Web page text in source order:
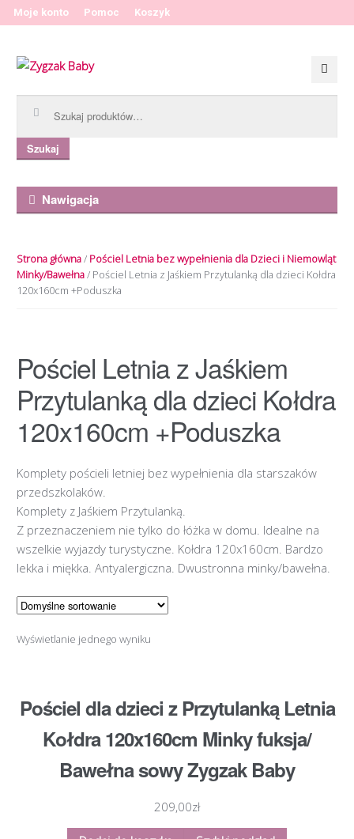
Moje konto Pomoc Koszyk
Przeskocz do nawigacji
Przeskocz do treści
Szukaj
Nawigacja
Strona główna/ Pościel Letnia bez wypełnienia dla Dzieci i Niemowląt
Minky/Bawełna/ Pościel Letnia z Jaśkiem Przytulanką dla dzieci Kołdra
120x160cm +Poduszka
Pościel Letnia z Jaśkiem
Przytulanką dla dzieci Kołdra
120x160cm +Poduszka
Komplety pościeli letniej bez wypełnienia dla starszaków
przedszkolaków.
Komplety z Jaśkiem Przytulanką.
Z przeznaczeniem nie tylko do łóżka w domu. Idealne na
wszelkie wyjazdy turystyczne. Kołdra 120x160cm. Bardzo
lekka i miękka. Antyalergiczna. Dwustronna minky/bawełna.
Wyświetlanie jednego wyniku
Pościel dla dzieci z Przytulanką Letnia
Kołdra 120x160cm Minky fuksja/
Bawełna sowy Zygzak Baby
209,00zł